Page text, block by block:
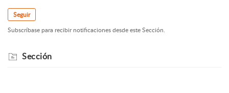
Seguir
Subscríbase para recibir notificaciones desde este Sección.
Sección